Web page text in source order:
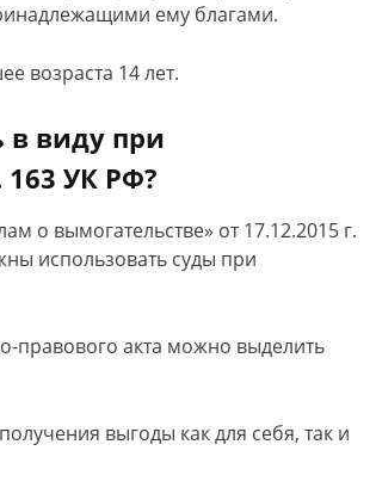
ему благами.
возраста 14 лет.
в виду при
УК РФ?
о вымогательстве» от 17.12.2015 г.
использовать суды при
правового акта можно выделить
выгоды как для себя, так и